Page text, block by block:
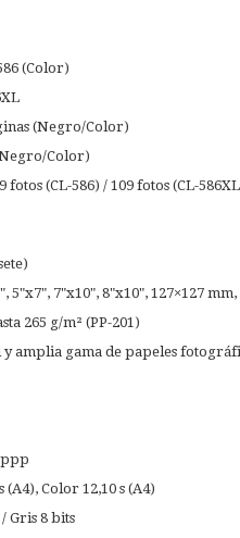
(Color)
(Negro/Color)
Color)
(CL-586) / 109 fotos (CL-
5"x7", 7"x10", 8"x10", 127×127
265 g/m² (PP-201)
amplia gama de papeles
ppp
Color 12,10 s (A4)
Gris 8 bits